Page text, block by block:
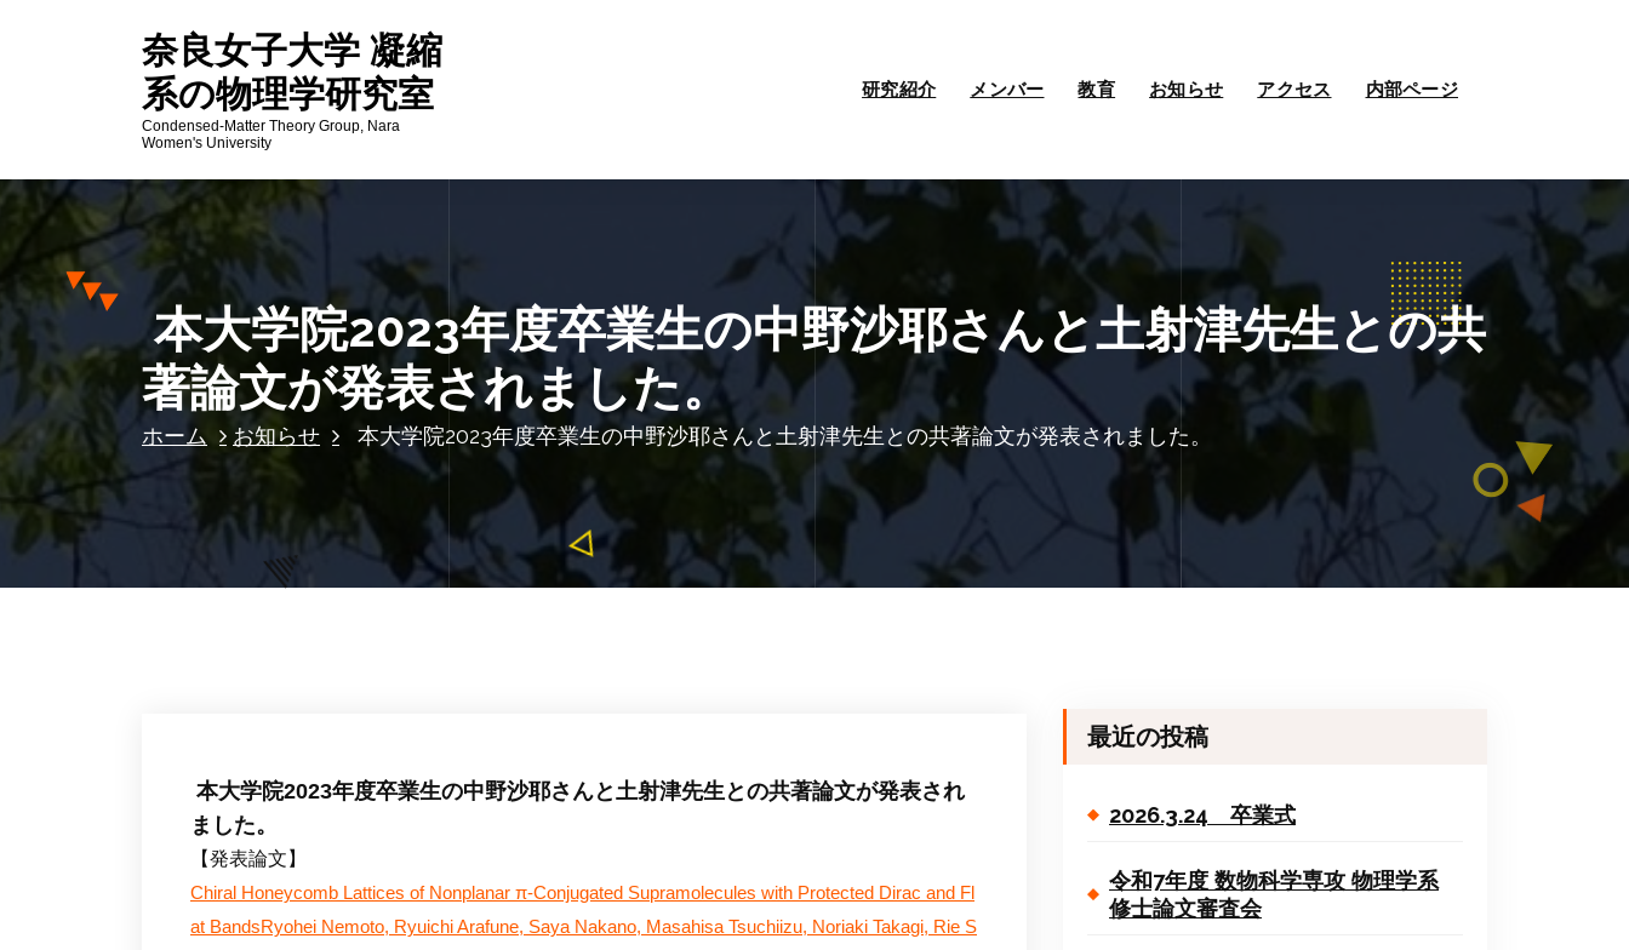
奈良女子大学 凝縮
系の物理学研究室
Condensed-Matter Theory Group, Nara
Women's University
研究紹介 メンバー 教育 お知らせ アクセス 内部ページ
本大学院2023年度卒業生の中野沙耶さんと土射津先生との共
著論文が発表されました。
ホーム お知らせ 本大学院2023年度卒業生の中野沙耶さんと土射津先生との共著論文が発表されました。
本大学院2023年度卒業生の中野沙耶さんと土射津先生との共著論文が発表され
ました。
【発表論文】
Chiral Honeycomb Lattices of Nonplanar π-Conjugated Supramolecules with Protected Dirac and Fl
at BandsRyohei Nemoto, Ryuichi Arafune, Saya Nakano, Masahisa Tsuchiizu, Noriaki Takagi, Rie S
最近の投稿
2026.3.24 卒業式
令和7年度 数物科学専攻 物理学系
修士論文審査会